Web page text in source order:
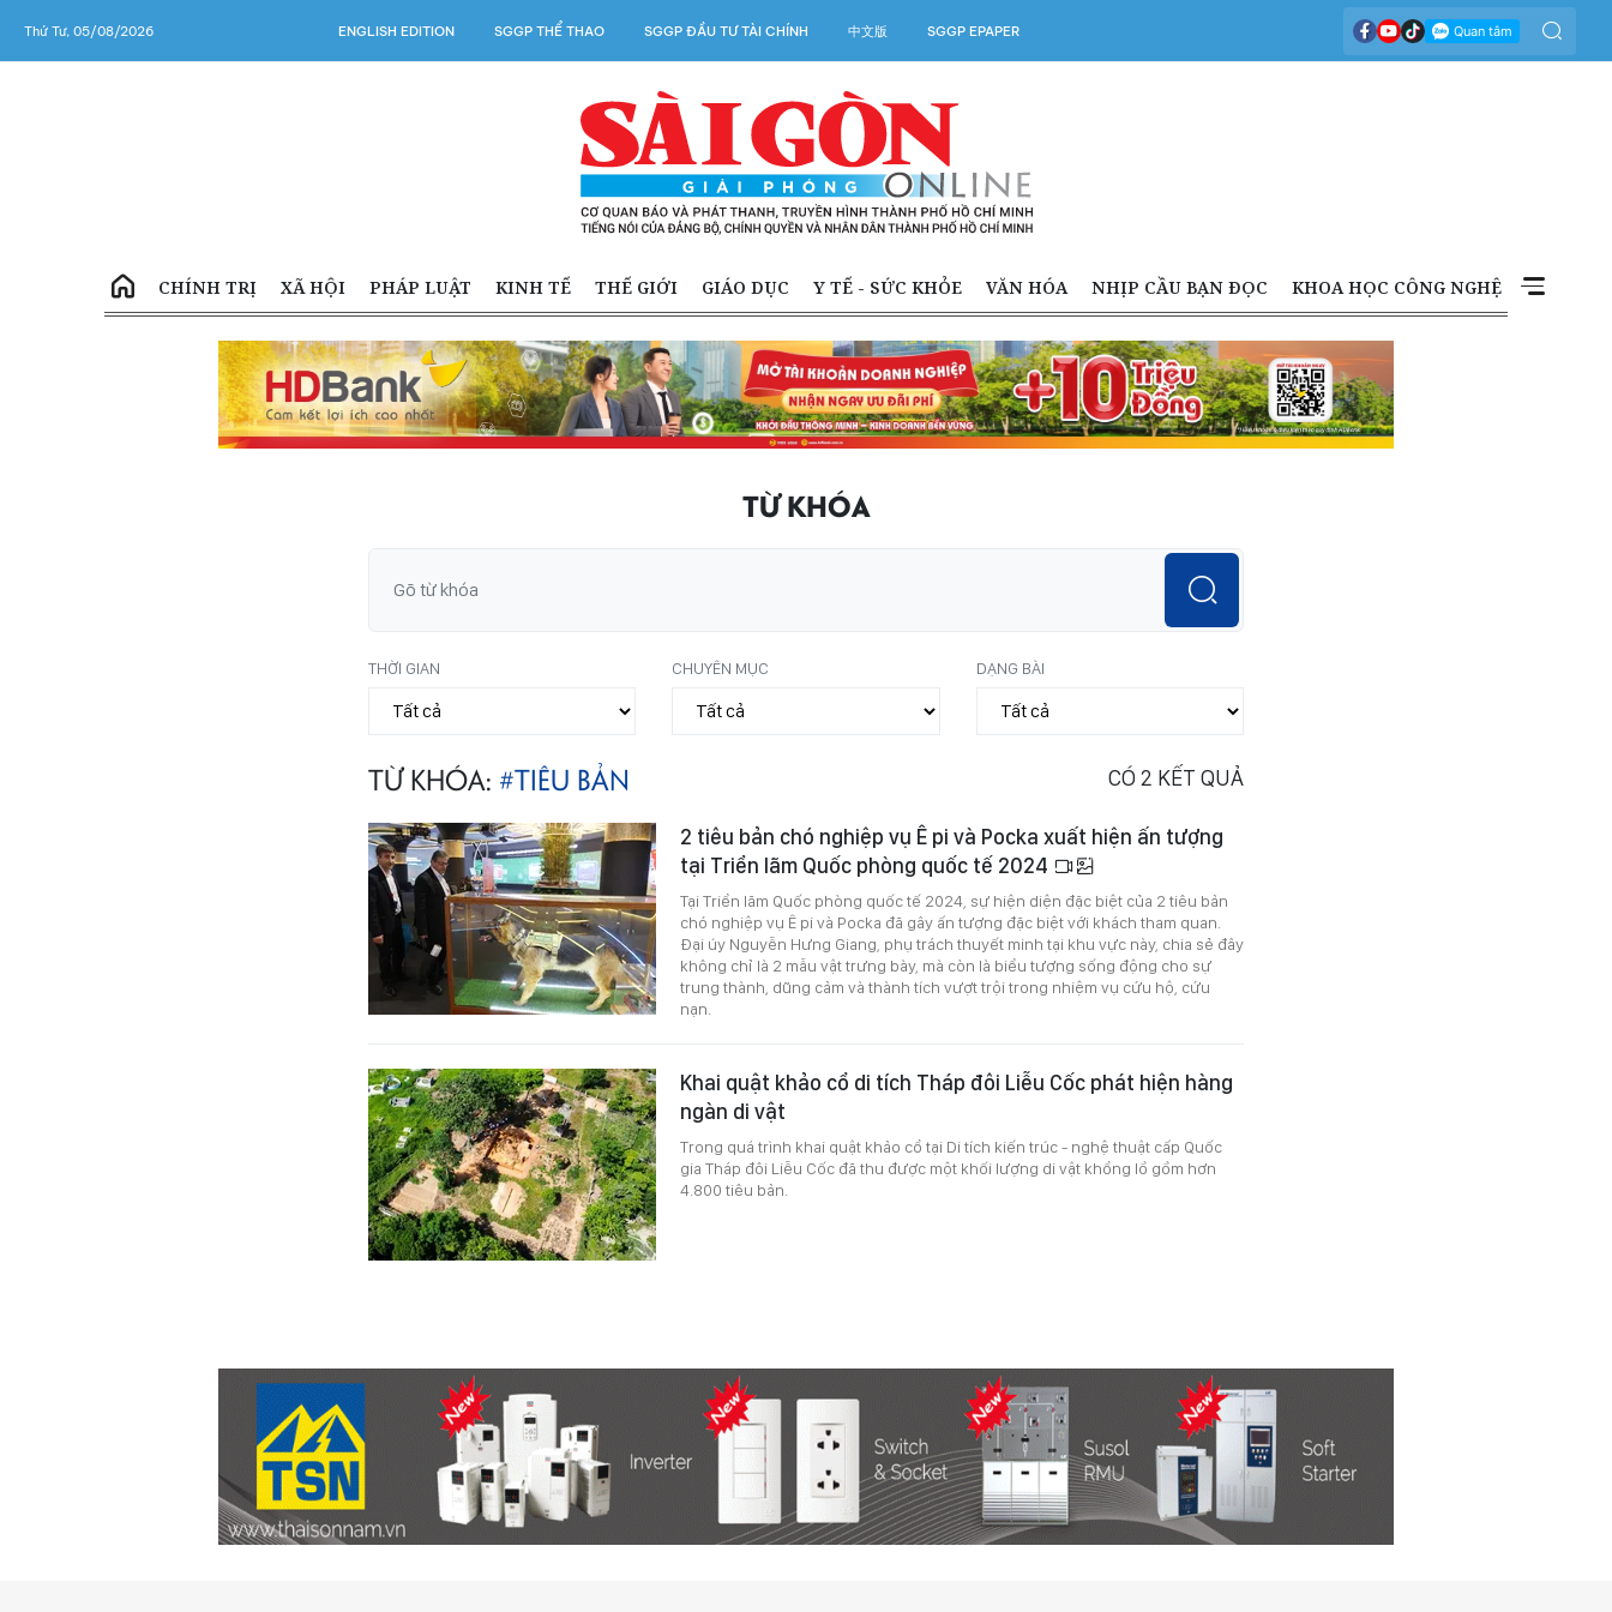
Thứ Tư, 05/08/2026 ENGLISH EDITION SGGP THỂ THAO SGGP ĐẦU TƯ TÀI CHÍNH 中文版 SGGP EPAPER
CHÍNH TRỊ XÃ HỘI PHÁP LUẬT KINH TẾ THẾ GIỚI GIÁO DỤC Y TẾ - SỨC KHỎE VĂN HÓA NHỊP CẦU BẠN ĐỌC KHOA HỌC CÔNG NGHỆ
TỪ KHÓA
THỜI GIAN CHUYÊN MỤC DẠNG BÀI
TỪ KHÓA: #TIÊU BẢN CÓ 2 KẾT QUẢ
2 tiêu bản chó nghiệp vụ Ê pi và Pocka xuất hiện ấn tượng
tại Triển lãm Quốc phòng quốc tế 2024
Tại Triển lãm Quốc phòng quốc tế 2024, sự hiện diện đặc biệt của 2 tiêu bản
chó nghiệp vụ Ê pi và Pocka đã gây ấn tượng đặc biệt với khách tham quan.
Đại úy Nguyễn Hưng Giang, phụ trách thuyết minh tại khu vực này, chia sẻ đây
không chỉ là 2 mẫu vật trưng bày, mà còn là biểu tượng sống động cho sự
trung thành, dũng cảm và thành tích vượt trội trong nhiệm vụ cứu hộ, cứu
nạn.
Khai quật khảo cổ di tích Tháp đôi Liễu Cốc phát hiện hàng
ngàn di vật
Trong quá trình khai quật khảo cổ tại Di tích kiến trúc - nghệ thuật cấp Quốc
gia Tháp đôi Liễu Cốc đã thu được một khối lượng di vật khổng lồ gồm hơn
4.800 tiêu bản.